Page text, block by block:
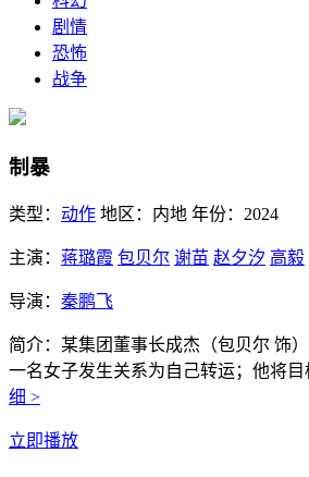
剧情
恐怖
战争
制暴
类型： 动作 地区： 内地 年份： 2024
主演： 蒋璐霞 包贝尔 谢苗 赵夕汐 高毅
导演： 秦鹏飞
简介： 某集团董事长成杰（包贝尔 饰
一名女子发生关系为自己转运；他将目
细 >
立即播放